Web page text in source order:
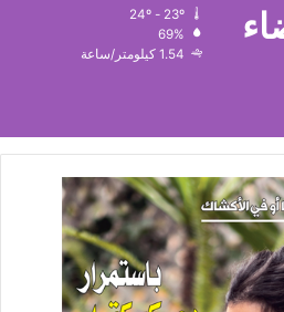
69%
1.54 كيلومتر/ساعة